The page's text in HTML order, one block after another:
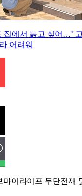
집에서 늙고 싶어…’
어려워
이라이프 무단전재